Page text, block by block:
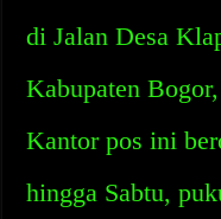
di Jalan Desa
Kabupaten
Kantor pos ini
hingga Sabtu,